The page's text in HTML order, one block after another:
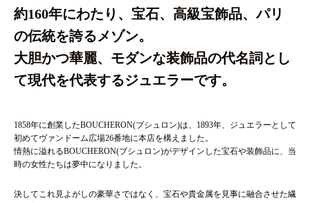
約160年にわたり、宝石、高級宝飾品、パリ
の伝統を誇るメゾン。
大胆かつ華麗、モダンな装飾品の代名詞とし
て現代を代表するジュエラーです。
1858年に創業したBOUCHERON(ブシュロン)は、1893年、ジュエラーとして
初めてヴァンドーム広場26番地に本店を構えました。
情熱に溢れるBOUCHERON(ブシュロン)がデザインした宝石や装飾品に、当
時の女性たちは夢中になりました。
決してこれ見よがしの豪華さではなく、宝石や貴金属を見事に融合させた繊